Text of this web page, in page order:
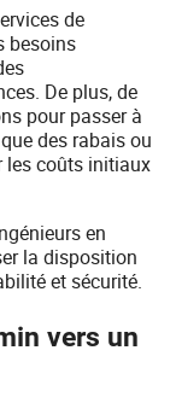
de
besoins
De plus, de
pour passer à
des rabais ou
les coûts initiaux
en
la disposition
et sécurité.
vers un